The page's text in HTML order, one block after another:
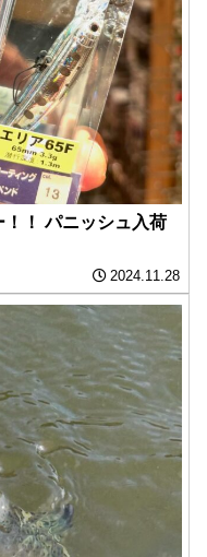
！ ️パニッシュ入荷
2024.11.28